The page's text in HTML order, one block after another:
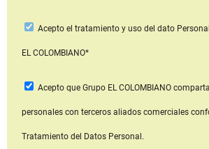
Acepto el tratamiento y uso del dato Personal
EL COLOMBIANO*
Acepto que Grupo EL COLOMBIANO
personales con terceros aliados comerciales
Tratamiento del Datos Personal.